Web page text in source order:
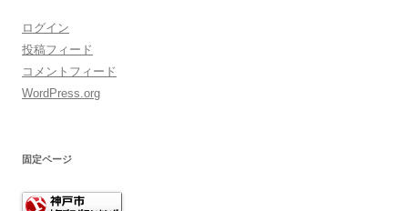
ログイン
投稿フィード
コメントフィード
WordPress.org
固定ページ